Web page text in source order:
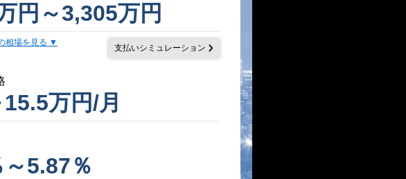
円～3,305万円
相場を見る
支払いシミュレーション
万円/月
5.87％